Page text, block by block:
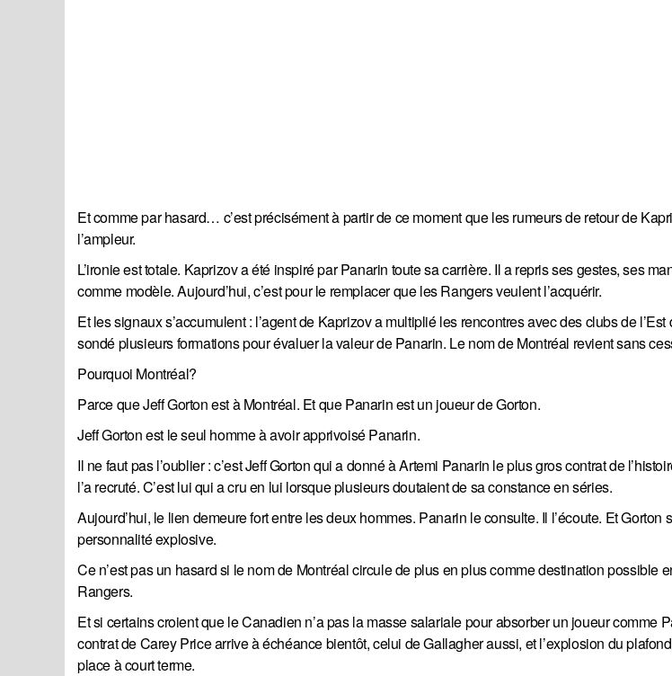
Et comme par hasard… c’est précisément à partir de ce moment que les rumeurs de retour de
l’ampleur.
L’ironie est totale. Kaprizov a été inspiré par Panarin toute sa carrière. Il a repris ses gestes, ses
comme modèle. Aujourd’hui, c’est pour le remplacer que les Rangers veulent l’acquérir.
Et les signaux s’accumulent : l’agent de Kaprizov a multiplié les rencontres avec des clubs de
sondé plusieurs formations pour évaluer la valeur de Panarin. Le nom de Montréal revient sans
Pourquoi Montréal?
Parce que Jeff Gorton est à Montréal. Et que Panarin est un joueur de Gorton.
Jeff Gorton est le seul homme à avoir apprivoisé Panarin.
Il ne faut pas l’oublier : c’est Jeff Gorton qui a donné à Artemi Panarin le plus gros contrat de
l’a recruté. C’est lui qui a cru en lui lorsque plusieurs doutaient de sa constance en séries.
Aujourd’hui, le lien demeure fort entre les deux hommes. Panarin le consulte. Il l’écoute. Et
personnalité explosive.
Ce n’est pas un hasard si le nom de Montréal circule de plus en plus comme destination possible
Rangers.
Et si certains croient que le Canadien n’a pas la masse salariale pour absorber un joueur comme
contrat de Carey Price arrive à échéance bientôt, celui de Gallagher aussi, et l’explosion du
place à court terme.